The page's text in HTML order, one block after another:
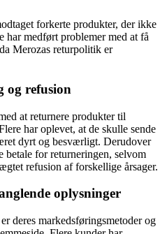
forkerte produkter, der ikke
har medført problemer med at få
Merozas returpolitik er
og refusion
at returnere produkter til
har oplevet, at de skulle sende
dyrt og besværligt. Derudover
betale for returneringen, selvom
refusion af forskellige årsager.
oplysninger
deres markedsføringsmetoder og